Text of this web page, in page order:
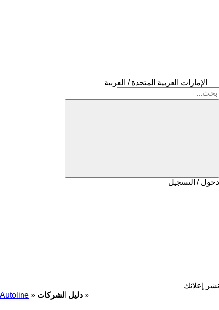
الإمارات العربية المتحدة / العربية
دخول / التسجيل
نشر إعلانك
Autoline » دليل الشركات »